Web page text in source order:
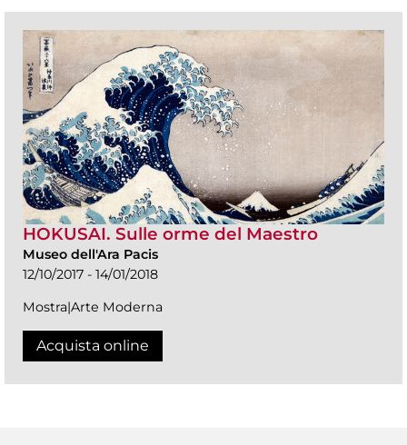
HOKUSAI. Sulle orme del Maestro
Museo dell'Ara Pacis
12/10/2017 - 14/01/2018
Mostra|Arte Moderna
Acquista online